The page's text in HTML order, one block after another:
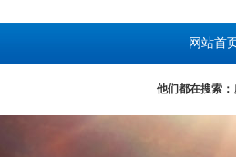
网站首
他们都在搜索：